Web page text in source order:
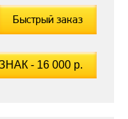
Быстрый заказ